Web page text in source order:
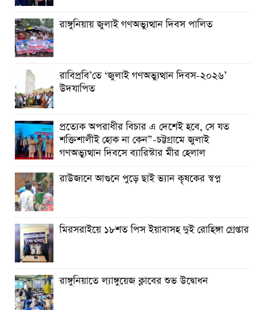
রাবিপ্রবি’তে ‘জুলাই গণঅভ্যুত্থান দিবস-২০২৬’ উদযাপিত
রাঙ্গুনিয়ায় জুলাই গণঅভ্যুত্থান দিবস পালিত
রাবিপ্রবি’তে ‘জুলাই গণঅভ্যুত্থান দিবস-২০২৬’
উদযাপিত
প্রত্যেক অপরাধীর বিচার এ দেশেই হবে, সে যত
শক্তিশালীই হোক না কেন”-চট্টগ্রামে জুলাই
গণঅভ্যুত্থান দিবসে ব্যারিস্টার মীর হেলাল
রাউজানে আগুনে পুড়ে ছাই ভ্যান কৃষকের স্বপ্ন
মিরসরাইয়ে ১৮শত পিস ইয়াবাসহ দুই রোহিঙ্গা গ্রেপ্তার
রাঙ্গুনিয়াতে ল্যাঙ্গুয়েজ ক্লাবের শুভ উদ্বোধন